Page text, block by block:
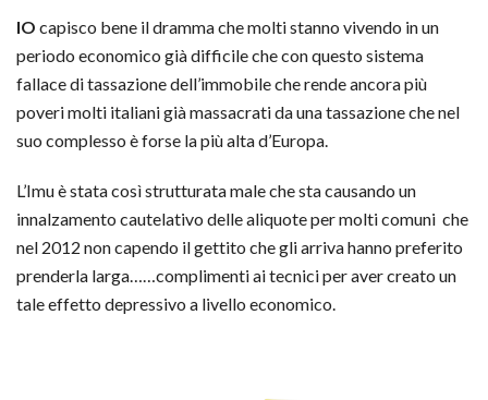
IO capisco bene il dramma che molti stanno vivendo in un
periodo economico già difficile che con questo sistema
fallace di tassazione dell’immobile che rende ancora più
poveri molti italiani già massacrati da una tassazione che nel
suo complesso è forse la più alta d’Europa.
L’Imu è stata così strutturata male che sta causando un
innalzamento cautelativo delle aliquote per molti comuni che
nel 2012 non capendo il gettito che gli arriva hanno preferito
prenderla larga……complimenti ai tecnici per aver creato un
tale effetto depressivo a livello economico.